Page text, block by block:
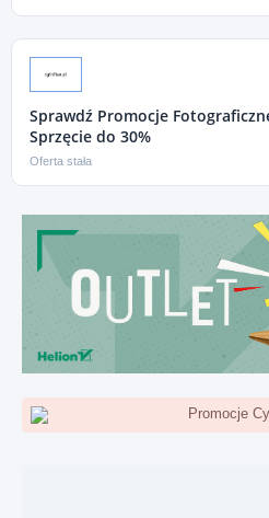
Sprawdź Promocje
Sprzęcie do 30%
Oferta stała